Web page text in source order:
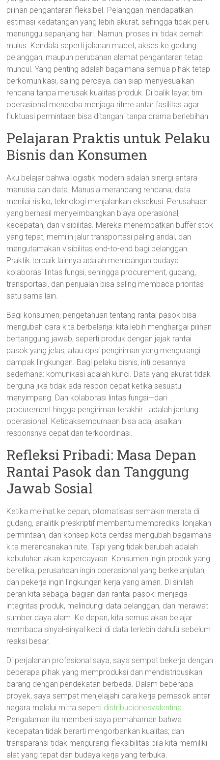
pilihan pengantaran fleksibel. Pelanggan mendapatkan
estimasi kedatangan yang lebih akurat, sehingga tidak perlu
menunggu sepanjang hari. Namun, proses ini tidak pernah
mulus. Kendala seperti jalanan macet, akses ke gedung
pelanggan, maupun perubahan alamat pengantaran tetap
muncul. Yang penting adalah bagaimana semua pihak tetap
berkomunikasi, saling percaya, dan siap menyesuaikan
rencana tanpa merusak kualitas produk. Di balik layar, tim
operasional mencoba menjaga ritme antar fasilitas agar
fluktuasi permintaan bisa ditangani tanpa drama berlebihan.
Pelajaran Praktis untuk Pelaku
Bisnis dan Konsumen
Aku belajar bahwa logistik modern adalah sinergi antara
manusia dan data. Manusia merancang rencana; data
menilai risiko; teknologi menjalankan eksekusi. Perusahaan
yang berhasil menyeimbangkan biaya operasional,
kecepatan, dan visibilitas. Mereka menempatkan buffer stok
yang tepat, memilih jalur transportasi paling andal, dan
mengutamakan visibilitas end-to-end bagi pelanggan.
Praktik terbaik lainnya adalah membangun budaya
kolaborasi lintas fungsi, sehingga procurement, gudang,
transportasi, dan penjualan bisa saling membaca prioritas
satu sama lain.
Bagi konsumen, pengetahuan tentang rantai pasok bisa
mengubah cara kita berbelanja: kita lebih menghargai pilihan
bertanggung jawab, seperti produk dengan jejak rantai
pasok yang jelas, atau opsi pengiriman yang mengurangi
dampak lingkungan. Bagi pelaku bisnis, inti pesannya
sederhana: komunikasi adalah kunci. Data yang akurat tidak
berguna jika tidak ada respon cepat ketika sesuatu
menyimpang. Dan kolaborasi lintas fungsi—dari
procurement hingga pengiriman terakhir—adalah jantung
operasional. Ketidaksempurnaan bisa ada, asalkan
responsnya cepat dan terkoordinasi.
Refleksi Pribadi: Masa Depan
Rantai Pasok dan Tanggung
Jawab Sosial
Ketika melihat ke depan, otomatisasi semakin merata di
gudang, analitik preskriptif membantu memprediksi lonjakan
permintaan, dan konsep kota cerdas mengubah bagaimana
kita merencanakan rute. Tapi yang tidak berubah adalah
kebutuhan akan kepercayaan. Konsumen ingin produk yang
beretika, perusahaan ingin operasional yang berkelanjutan,
dan pekerja ingin lingkungan kerja yang aman. Di sinilah
peran kita sebagai bagian dari rantai pasok: menjaga
integritas produk, melindungi data pelanggan, dan merawat
sumber daya alam. Ke depan, kita semua akan belajar
membaca sinyal-sinyal kecil di data terlebih dahulu sebelum
reaksi besar.
Di perjalanan profesional saya, saya sempat bekerja dengan
beberapa pihak yang memproduksi dan mendistribusikan
barang dengan pendekatan berbeda. Dalam beberapa
proyek, saya sempat menjelajahi cara kerja pemasok antar
negara melalui mitra seperti distribucionesvalentina.
Pengalaman itu memberi saya pemahaman bahwa
kecepatan tidak berarti mengorbankan kualitas; dan
transparansi tidak mengurangi fleksibilitas bila kita memiliki
alat yang tepat dan budaya kerja yang terbuka.